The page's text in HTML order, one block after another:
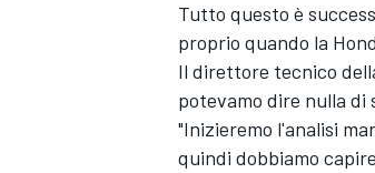
Tutto questo è
proprio quando la
Il direttore tecnico
potevamo dire nulla di
"Inizieremo l'analisi
quindi dobbiamo